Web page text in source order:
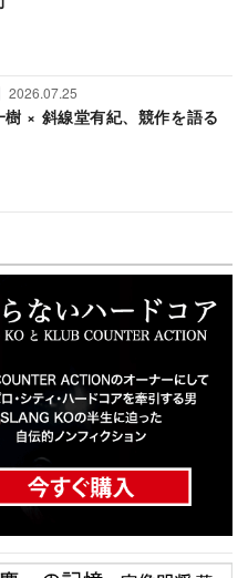
2026.07.25
樹 × 斜線堂有紀、競作を語る